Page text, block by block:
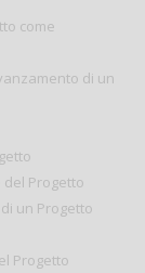
come
di un
Progetto
un Progetto
Progetto